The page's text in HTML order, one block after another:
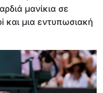
μανίκια σε
μια εντυπωσιακή